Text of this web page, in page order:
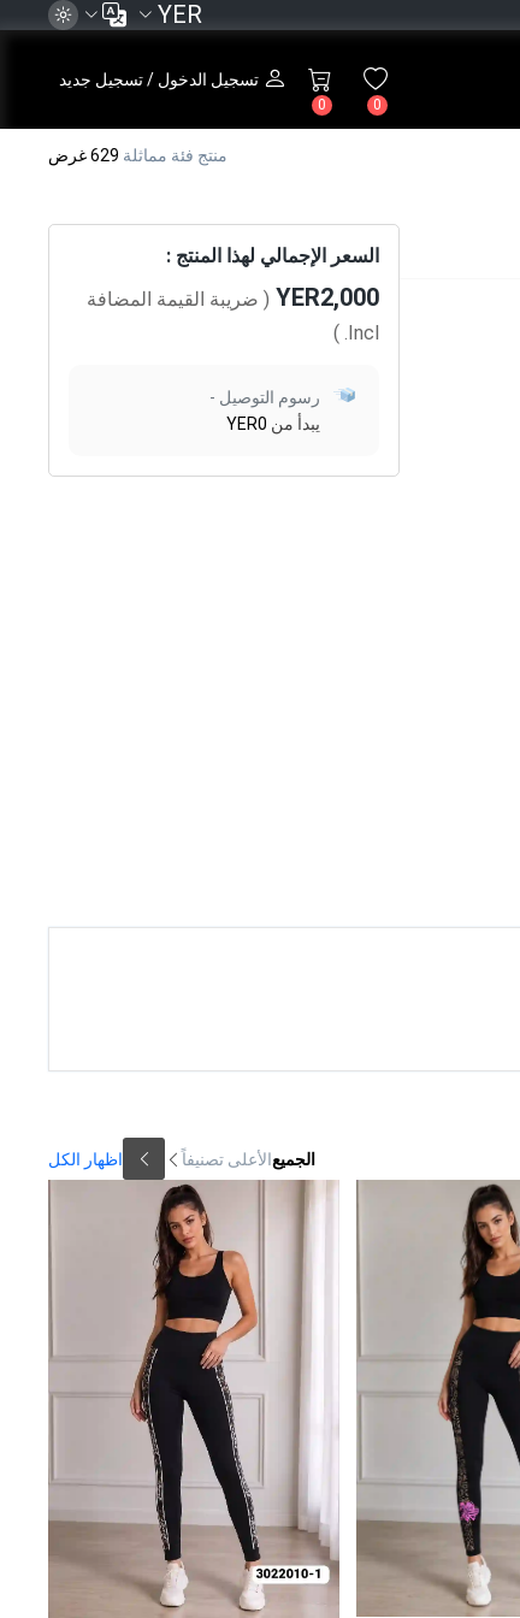
YER
0
0
تسجيل الدخول / تسجيل جديد
منتج فئة مماثلة 629 غرض
السعر الإجمالي لهذا المنتج :
YER2,000 ( ضريبة القيمة المضافة
Incl.
)
رسوم التوصيل -
يبدأ من YER0
الجميعالأعلى تصنيفاً اظهار الكل